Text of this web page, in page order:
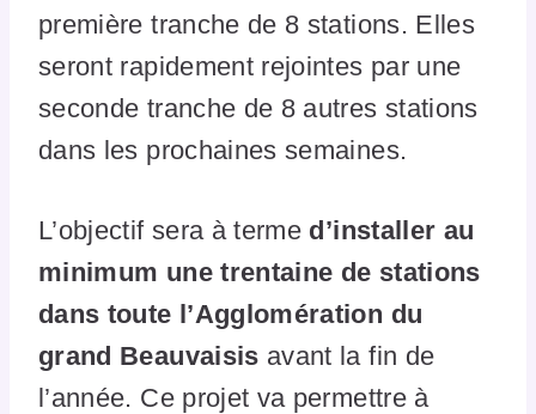
première tranche de 8 stations. Elles
seront rapidement rejointes par une
seconde tranche de 8 autres stations
dans les prochaines semaines.
L’objectif sera à terme d’installer au
minimum une trentaine de stations
dans toute l’Agglomération du
grand Beauvaisis avant la fin de
l’année. Ce projet va permettre à